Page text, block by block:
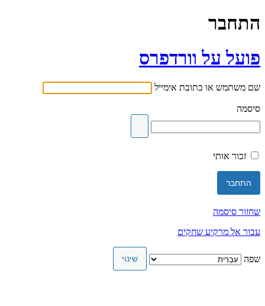
התחבר
פועל על וורדפרס
שם משתמש או כתובת אימייל
סיסמה
זכור אותי
שחזור סיסמה
עבור אל מרקיע שחקים
שפה